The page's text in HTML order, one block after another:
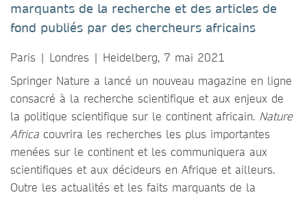
marquants de la recherche et des articles de
fond publiés par des chercheurs africains
Paris | Londres | Heidelberg, 7 mai 2021
Springer Nature a lancé un nouveau magazine en ligne
consacré à la recherche scientifique et aux enjeux de
la politique scientifique sur le continent africain. Nature
Africa couvrira les recherches les plus importantes
menées sur le continent et les communiquera aux
scientifiques et aux décideurs en Afrique et ailleurs.
Outre les actualités et les faits marquants de la